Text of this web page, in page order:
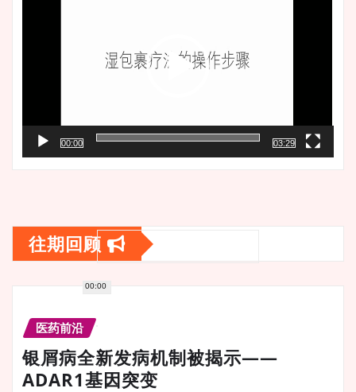
00:00
00:00
03:29
往期回顾
医药前沿
银屑病全新发病机制被揭示——
ADAR1基因突变